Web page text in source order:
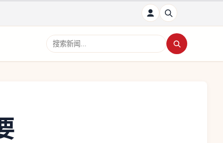
搜索新闻